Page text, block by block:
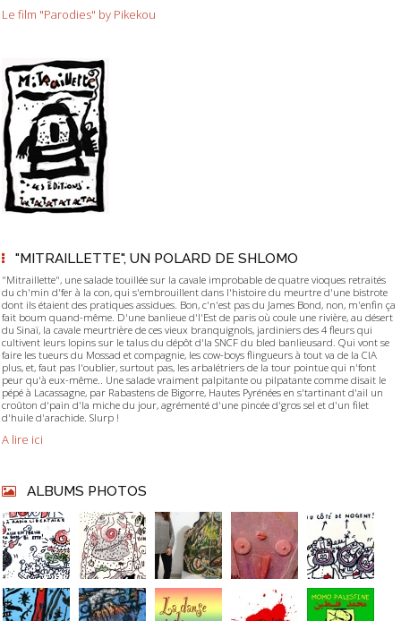
Le film "Parodies" by Pikekou
"MITRAILLETTE", UN POLARD DE SHLOMO
"Mitraillette", une salade touillée sur la cavale improbable de quatre vioques retraités
du ch'min d'fer à la con, qui s'embrouillent dans l'histoire du meurtre d'une bistrote
dont ils étaient des pratiques assidues. Bon, c'n'est pas du James Bond, non, m'enfin ça
fait boum quand-même. D'une banlieue d'l'Est de paris où coule une rivière, au désert
du Sinaï, la cavale meurtrière de ces vieux branquignols, jardiniers des 4 fleurs qui
cultivent leurs lopins sur le talus du dépôt d'la SNCF du bled banlieusard. Qui vont se
faire les tueurs du Mossad et compagnie, les cow-boys flingueurs à tout va de la CIA
plus, et, faut pas l'oublier, surtout pas, les arbalétriers de la tour pointue qui n'font
peur qu'à eux-même.. Une salade vraiment palpitante ou pilpatante comme disait le
pépé à Lacassagne, par Rabastens de Bigorre, Hautes Pyrénées en s'tartinant d'ail un
croûton d'pain d'la miche du jour, agrémenté d'une pincée d'gros sel et d'un filet
d'huile d'arachide. Slurp !
A lire ici
ALBUMS PHOTOS